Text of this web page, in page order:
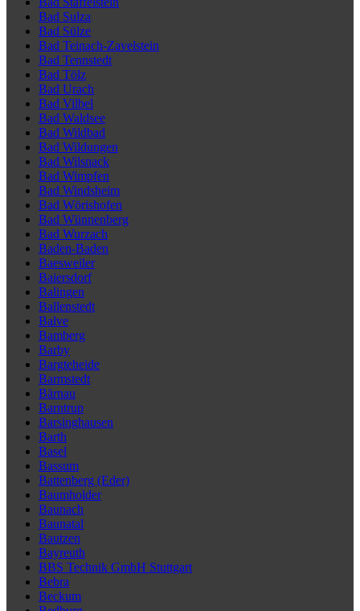
Bad Sulza
Bad Sülze
Bad Teinach-Zavelstein
Bad Tennstedt
Bad Tölz
Bad Urach
Bad Vilbel
Bad Waldsee
Bad Wildbad
Bad Wildungen
Bad Wilsnack
Bad Wimpfen
Bad Windsheim
Bad Wörishofen
Bad Wünnenberg
Bad Wurzach
Baden-Baden
Baesweiler
Baiersdorf
Balingen
Ballenstedt
Balve
Bamberg
Barby
Bargteheide
Barmstedt
Bärnau
Barntrup
Barsinghausen
Barth
Basel
Bassum
Battenberg (Eder)
Baumholder
Baunach
Baunatal
Bautzen
Bayreuth
BBS Technik GmbH Stuttgart
Bebra
Beckum